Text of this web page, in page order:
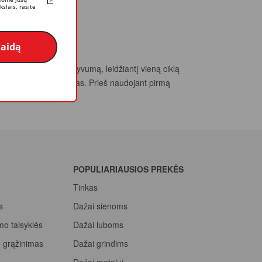
aukštą darbo efektyvumą, leidžiantį vieną ciklą
ir lengvai valomas. Prieš naudojant pirmą
liekanos.
taisyklės
grąžinimas
POPULIARIAUSIOS PREKĖS
Tinkas
Dažai sienoms
Dažai luboms
Dažai grindims
rasite